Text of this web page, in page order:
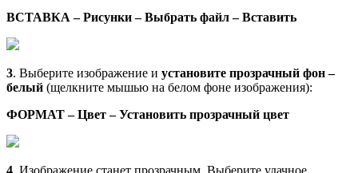
ВСТАВКА – Рисунки – Выбрать файл – Вставить
3. Выберите изображение и установите прозрачный фон –
белый (щелкните мышью на белом фоне изображения):
ФОРМАТ – Цвет – Установить прозрачный цвет